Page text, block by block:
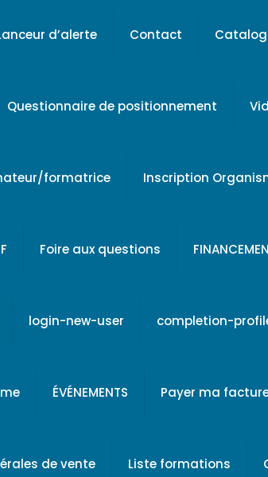
d’alerte Contact
Questionnaire de positionnement
formatrice Inscription
Foire aux questions
login-new-user completion-
ÉVÉNEMENTS Payer ma
de vente Liste formations